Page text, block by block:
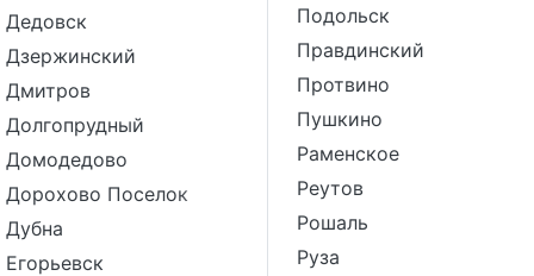
Дедовск
Дзержинский
Дмитров
Долгопрудный
Домодедово
Дорохово Поселок
Дубна
Егорьевск
Подольск
Правдинский
Протвино
Пушкино
Раменское
Реутов
Рошаль
Руза